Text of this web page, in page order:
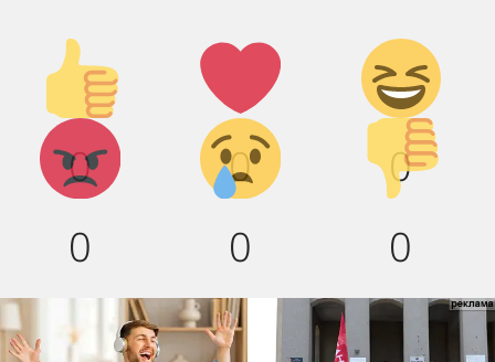
Палец
вверх!
0
Лайк!
0
Дикий
смех!
0
Агрессия!
0
Грусть :
(
0
Палец
вниз!
0